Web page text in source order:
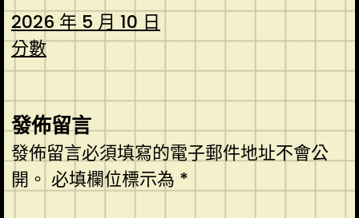
2026 年 5 月 10 日
分數
發佈留言
發佈留言必須填寫的電子郵件地址不會公
開。 必填欄位標示為 *